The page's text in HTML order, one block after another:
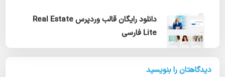
دانلود رایگان قالب وردپرس Real Estate
Lite فارسی
دیدگاهتان را بنویسید